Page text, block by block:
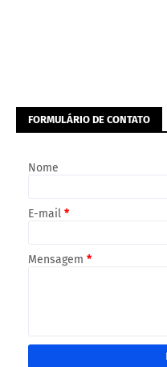
FORMULÁRIO DE CONTATO
Nome
E-mail *
Mensagem *